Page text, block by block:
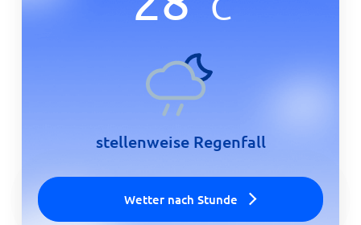
stellenweise Regenfall
Wetter nach Stunde